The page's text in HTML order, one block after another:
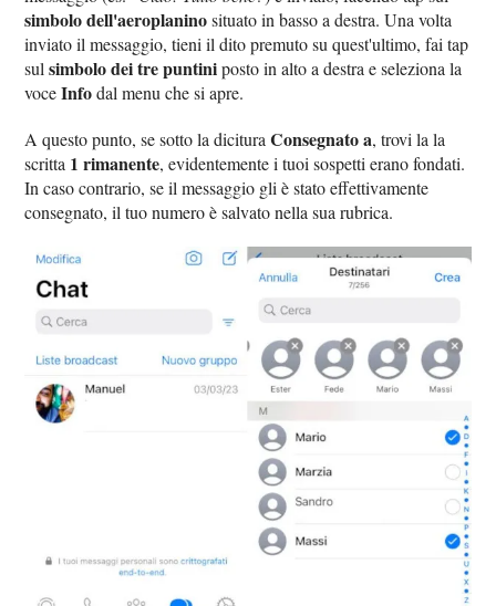
simbolo dell'aeroplaninosituato in basso a destra. Una volta
inviato il messaggio, tieni il dito premuto su quest'ultimo, fai tap
sulsimbolo dei tre puntiniposto in alto a destra e seleziona la
voceInfodal menu che si apre.
A questo punto, se sotto la dicituraConsegnato a, trovi la la
scritta 1 rimanente, evidentemente i tuoi sospetti erano fondati.
In caso contrario, se il messaggio gli è stato effettivamente
consegnato, il tuo numero è salvato nella sua rubrica.